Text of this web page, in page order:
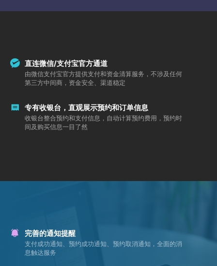
直连微信/支付宝官方通道
由微信支付宝官方提供支付和资金清算服务，不涉及任何
第三方中间商，资金安全、渠道稳定
专有收银台，直观展示预约和订单信息
收银台整合预约和支付信息，自动计算预约费用，预约时
间及购买信息一目了然
完善的通知提醒
支付成功通知、预约成功通知、预约取消通知，全面的消
息触达服务